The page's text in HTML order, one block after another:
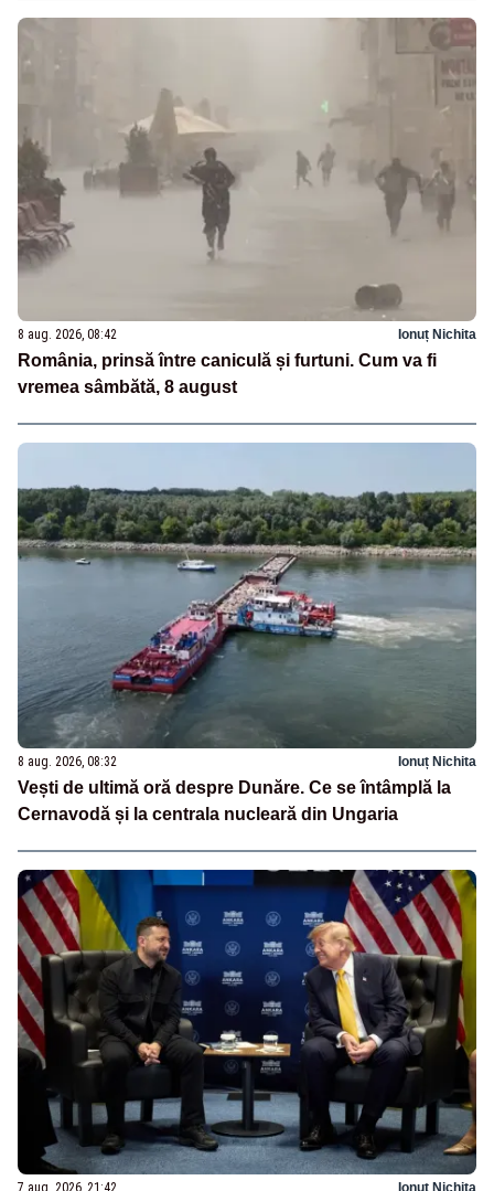
8 aug. 2026, 08:42 Ionuț Nichita
România, prinsă între caniculă și furtuni. Cum va fi
vremea sâmbătă, 8 august
8 aug. 2026, 08:32 Ionuț Nichita
Vești de ultimă oră despre Dunăre. Ce se întâmplă la
Cernavodă și la centrala nucleară din Ungaria